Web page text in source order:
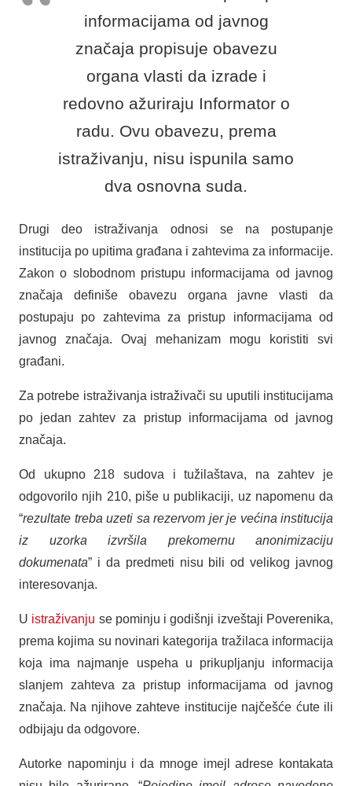
informacijama od javnog
značaja propisuje obavezu
organa vlasti da izrade i
redovno ažuriraju Informator o
radu. Ovu obavezu, prema
istraživanju, nisu ispunila samo
dva osnovna suda.
Drugi deo istraživanja odnosi se na postupanje
institucija po upitima građana i zahtevima za informacije.
Zakon o slobodnom pristupu informacijama od javnog
značaja definiše obavezu organa javne vlasti da
postupaju po zahtevima za pristup informacijama od
javnog značaja. Ovaj mehanizam mogu koristiti svi
građani.
Za potrebe istraživanja istraživači su uputili institucijama
po jedan zahtev za pristup informacijama od javnog
značaja.
Od ukupno 218 sudova i tužilaštava, na zahtev je
odgovorilo njih 210, piše u publikaciji, uz napomenu da
“rezultate treba uzeti sa rezervom jer je većina institucija
iz uzorka izvršila prekomernu anonimizaciju
dokumenata” i da predmeti nisu bili od velikog javnog
interesovanja.
U istraživanju se pominju i godišnji izveštaji Poverenika,
prema kojima su novinari kategorija tražilaca informacija
koja ima najmanje uspeha u prikupljanju informacija
slanjem zahteva za pristup informacijama od javnog
značaja. Na njihove zahteve institucije najčešće ćute ili
odbijaju da odgovore.
Autorke napominju i da mnoge imejl adrese kontakata